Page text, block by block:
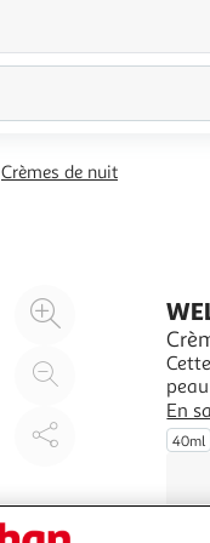
Crèmes de nuit
Agrandir
%
Partager
produit
En
40ml